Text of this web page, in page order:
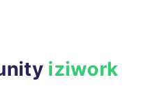
iziwork